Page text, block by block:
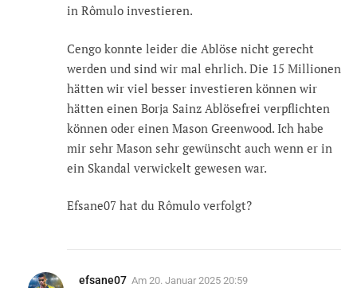
in Rômulo investieren.
Cengo konnte leider die Ablöse nicht gerecht
werden und sind wir mal ehrlich. Die 15 Millionen
hätten wir viel besser investieren können wir
hätten einen Borja Sainz Ablösefrei verpflichten
können oder einen Mason Greenwood. Ich habe
mir sehr Mason sehr gewünscht auch wenn er in
ein Skandal verwickelt gewesen war.
Efsane07 hat du Rômulo verfolgt?
efsane07 Am 20. Januar 2025 20:59